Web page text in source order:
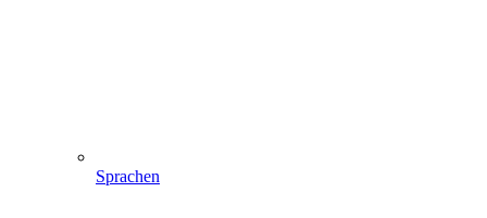
Sprachen